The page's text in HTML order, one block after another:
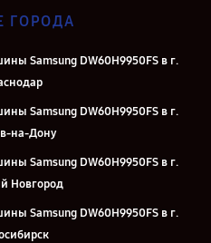
ГОРОДА
Samsung DW60H9950FS в г.
Samsung DW60H9950FS в г.
на-Дону
Samsung DW60H9950FS в г.
Новгород
Samsung DW60H9950FS в г.